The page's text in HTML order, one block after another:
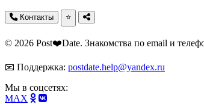
Контакты ⭐
© 2026 Post❤️Date. Знакомства по email и
📧 Поддержка: postdate.help@yandex.ru
Мы в соцсетях:
MAX